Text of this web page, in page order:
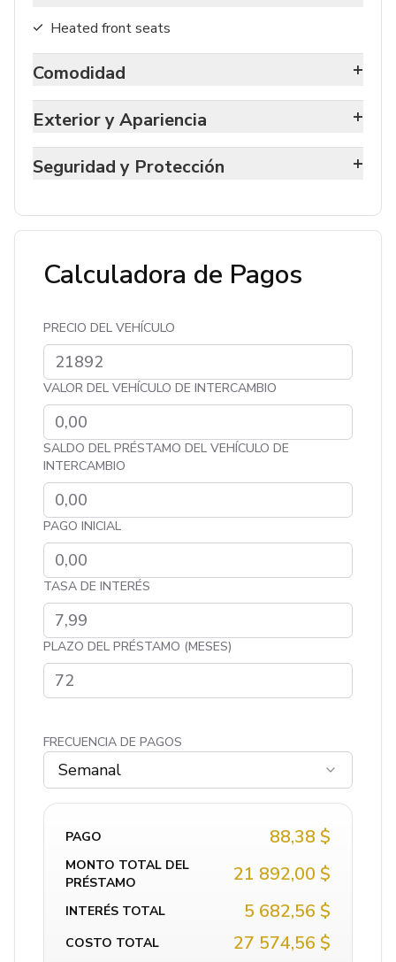
Heated front seats
Comodidad +
Exterior y Apariencia +
Seguridad y Protección +
Calculadora de Pagos
PRECIO DEL VEHÍCULO
VALOR DEL VEHÍCULO DE INTERCAMBIO
SALDO DEL PRÉSTAMO DEL VEHÍCULO DE
INTERCAMBIO
PAGO INICIAL
TASA DE INTERÉS
PLAZO DEL PRÉSTAMO (MESES)
FRECUENCIA DE PAGOS
Semanal
PAGO 88,38 $
MONTO TOTAL DEL
PRÉSTAMO
21 892,00 $
INTERÉS TOTAL 5 682,56 $
COSTO TOTAL 27 574,56 $